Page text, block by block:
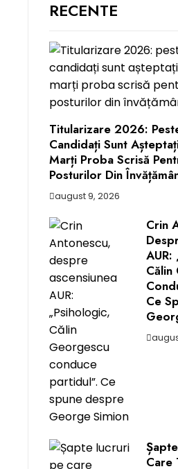
RECENTE
Titularizare 2026:
Candidați Sunt
Marți Proba Scrisă
Posturilor Din
august 9, 2026
Crin
AUR:
Călin
Ce
Care